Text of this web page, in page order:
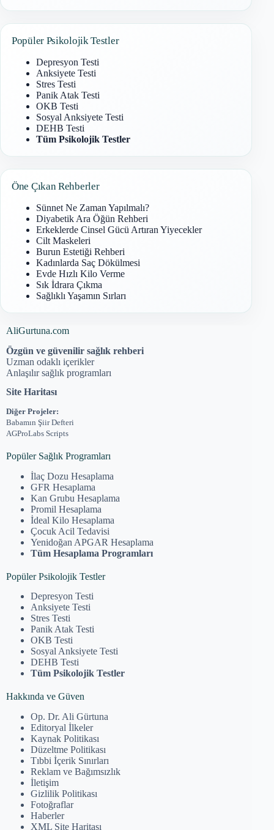
Popüler Psikolojik Testler
Depresyon Testi
Anksiyete Testi
Stres Testi
Panik Atak Testi
OKB Testi
Sosyal Anksiyete Testi
DEHB Testi
Tüm Psikolojik Testler
Öne Çıkan Rehberler
Sünnet Ne Zaman Yapılmalı?
Diyabetik Ara Öğün Rehberi
Erkeklerde Cinsel Gücü Artıran Yiyecekler
Cilt Maskeleri
Burun Estetiği Rehberi
Kadınlarda Saç Dökülmesi
Evde Hızlı Kilo Verme
Sık İdrara Çıkma
Sağlıklı Yaşamın Sırları
AliGurtuna.com
Özgün ve güvenilir sağlık rehberi
Uzman odaklı içerikler
Anlaşılır sağlık programları
Site Haritası
Diğer Projeler:
Babamın Şiir Defteri
AGProLabs Scripts
Popüler Sağlık Programları
İlaç Dozu Hesaplama
GFR Hesaplama
Kan Grubu Hesaplama
Promil Hesaplama
İdeal Kilo Hesaplama
Çocuk Acil Tedavisi
Yenidoğan APGAR Hesaplama
Tüm Hesaplama Programları
Popüler Psikolojik Testler
Depresyon Testi
Anksiyete Testi
Stres Testi
Panik Atak Testi
OKB Testi
Sosyal Anksiyete Testi
DEHB Testi
Tüm Psikolojik Testler
Hakkında ve Güven
Op. Dr. Ali Gürtuna
Editoryal İlkeler
Kaynak Politikası
Düzeltme Politikası
Tıbbi İçerik Sınırları
Reklam ve Bağımsızlık
İletişim
Gizlilik Politikası
Fotoğraflar
Haberler
XML Site Haritası